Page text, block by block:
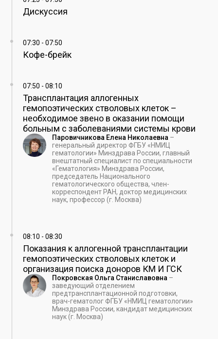
Дискуссия
07:30 - 07:50
Кофе-брейк
07:50 - 08:10
Трансплантация аллогенных
гемопоэтических стволовых клеток –
необходимое звено в оказании помощи
больным с заболеваниями системы крови
Паровичникова Елена Николаевна –
генеральный директор ФГБУ «НМИЦ
гематологии» Минздрава России, главный
внештатный специалист по специальности
«Гематология» Минздрава России,
председатель Национального
гематологического общества, член-
корреспондент РАН, доктор медицинских
наук, профессор (г. Москва)
08:10 - 08:30
Показания к аллогенной трансплантации
гемопоэтических стволовых клеток и
организация поиска доноров КМ И ГСК
Покровская Ольга Станиславовна –
заведующий отделением
предтрансплантационной подготовки,
врач-гематолог ФГБУ «НМИЦ гематологии»
Минздрава России, кандидат медицинских
наук (г. Москва)